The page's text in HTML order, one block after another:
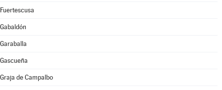
Fuertescusa
Gabaldón
Garaballa
Gascueña
Graja de Campalbo